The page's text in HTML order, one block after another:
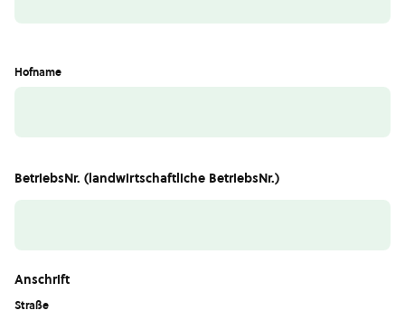
Hofname
BetriebsNr. (landwirtschaftliche BetriebsNr.)
Anschrift
Straße